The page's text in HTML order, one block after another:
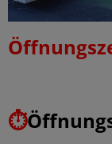
⏱️